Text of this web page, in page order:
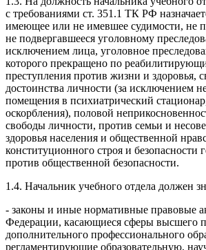
с требованиями ст. 351.1 ТК РФ
имеющее или не имевшее судимости, не
не подвергавшееся уголовному
исключением лица, уголовное
которого прекращено по
преступления против жизни и здоровья,
достоинства личности (за исключением
помещения в психиатрический
оскорбления), половой
свободы личности, против семьи и
здоровья населения и общественной
конституционного строя и безопасности
против общественной безопасности.
1.4. Начальник учебного отдела должен
- законы и иные нормативные правовые
Федерации, касающиеся сферы высшего
дополнительного профессионального
регламентирующие образовательную,